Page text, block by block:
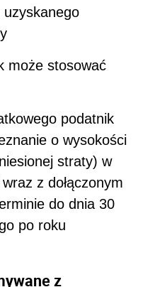
może stosować
podatnik
o wysokości
straty) w
z dołączonym
do dnia 30
po roku
z